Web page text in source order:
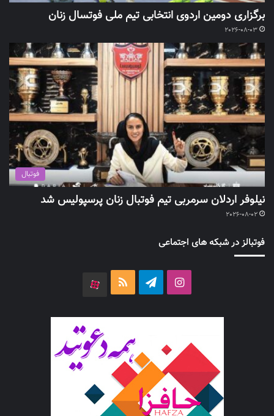
برگزاری دومین اردوی انتخابی تیم ملی فوتسال زنان
2026-08-03
فوتبال
نیلوفر اردلان سرمربی تیم فوتبال زنان پرسپولیس شد
2026-08-02
فوتبالز در شبکه های اجتماعی
اینستاگرامتلگرام خوراک